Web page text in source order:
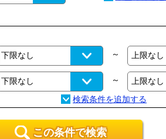
生活保
～
～
この条件で検索